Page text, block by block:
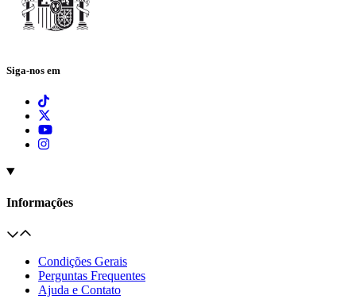
Siga-nos em
Informações
Condições Gerais
Perguntas Frequentes
Ajuda e Contato